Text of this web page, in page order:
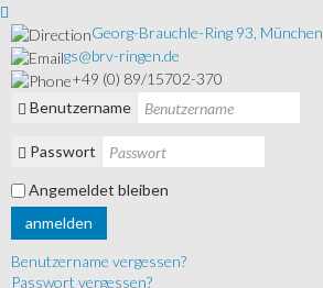
Georg-Brauchle-Ring 93, München
gs@brv-ringen.de
+49 (0) 89/15702-370
Benutzername
Passwort
Angemeldet bleiben
anmelden
Benutzername vergessen?
Passwort vergessen?